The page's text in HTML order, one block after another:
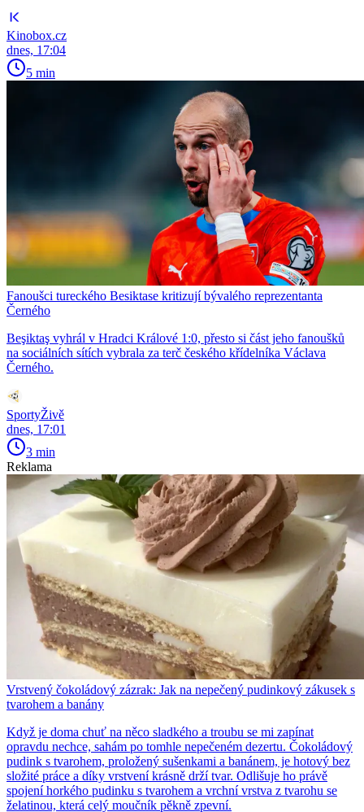
Kinobox.cz
dnes, 17:04
5 min
Fanoušci tureckého Besiktase kritizují bývalého reprezentanta
Černého
Beşiktaş vyhrál v Hradci Králové 1:0, přesto si část jeho fanoušků
na sociálních sítích vybrala za terč českého křídelníka Václava
Černého.
SportyŽivě
dnes, 17:01
3 min
Reklama
Vrstvený čokoládový zázrak: Jak na nepečený pudinkový zákusek s
tvarohem a banány
Když je doma chuť na něco sladkého a troubu se mi zapínat
opravdu nechce, sahám po tomhle nepečeném dezertu. Čokoládový
pudink s tvarohem, proložený sušenkami a banánem, je hotový bez
složité práce a díky vrstvení krásně drží tvar. Odlišuje ho právě
spojení horkého pudinku s tvarohem a vrchní vrstva z tvarohu se
želatinou, která celý moučník pěkně zpevní.